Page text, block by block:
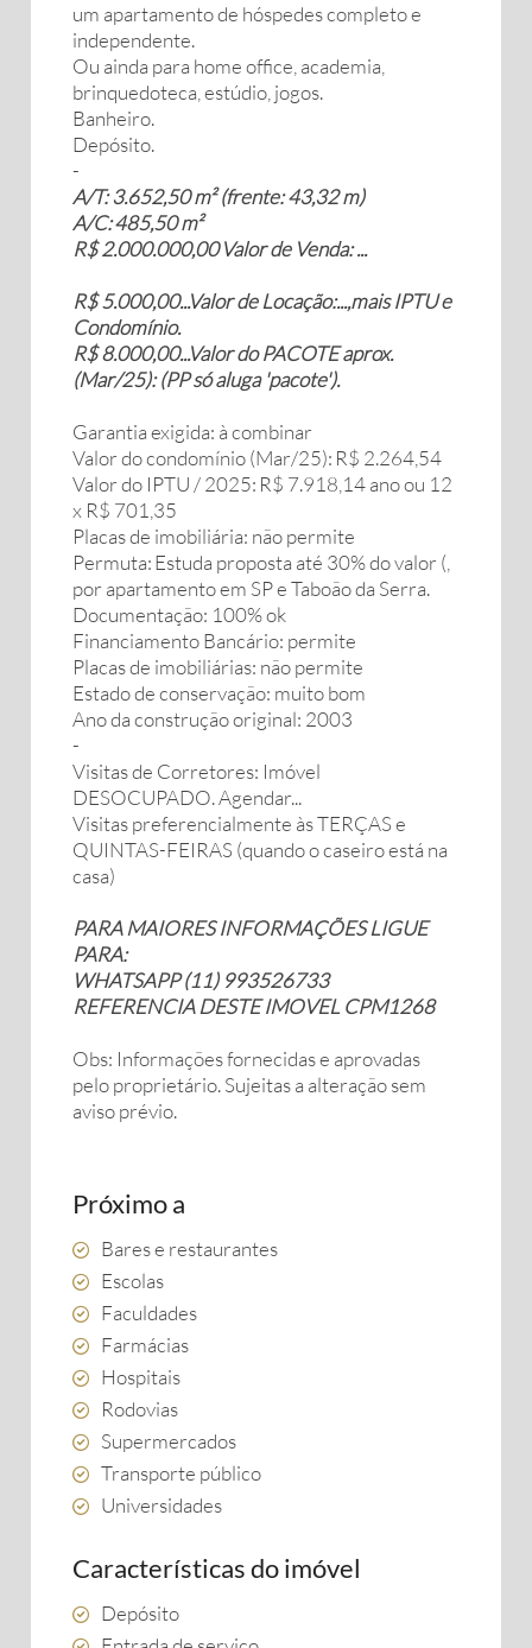
um apartamento de hóspedes completo e
independente.
Ou ainda para home office, academia,
brinquedoteca, estúdio, jogos.
Banheiro.
Depósito.
-
A/T: 3.652,50 m² (frente: 43,32 m)
A/C: 485,50 m²
R$ 2.000.000,00 Valor de Venda: ...
R$ 5.000,00...Valor de Locação:...,mais IPTU e
Condomínio.
R$ 8.000,00...Valor do PACOTE aprox.
(Mar/25): (PP só aluga 'pacote').
Garantia exigida: à combinar
Valor do condomínio (Mar/25): R$ 2.264,54
Valor do IPTU / 2025: R$ 7.918,14 ano ou 12
x R$ 701,35
Placas de imobiliária: não permite
Permuta: Estuda proposta até 30% do valor (,
por apartamento em SP e Taboão da Serra.
Documentação: 100% ok
Financiamento Bancário: permite
Placas de imobiliárias: não permite
Estado de conservação: muito bom
Ano da construção original: 2003
-
Visitas de Corretores: Imóvel
DESOCUPADO. Agendar...
Visitas preferencialmente às TERÇAS e
QUINTAS-FEIRAS (quando o caseiro está na
casa)
PARA MAIORES INFORMAÇÕES LIGUE
PARA:
WHATSAPP (11) 993526733
REFERENCIA DESTE IMOVEL CPM1268
Obs: Informações fornecidas e aprovadas
pelo proprietário. Sujeitas a alteração sem
aviso prévio.
Próximo a
Bares e restaurantes
Escolas
Faculdades
Farmácias
Hospitais
Rodovias
Supermercados
Transporte público
Universidades
Características do imóvel
Depósito